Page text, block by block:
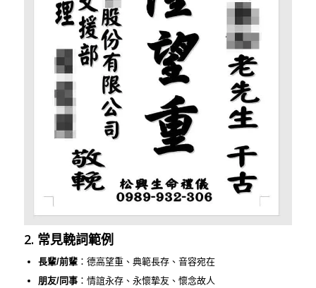
2. 常見輓詞範例
長輩/前輩：德高望重、典範長存、音容宛在
朋友/同事：情誼永存、永懷摯友、懷念故人